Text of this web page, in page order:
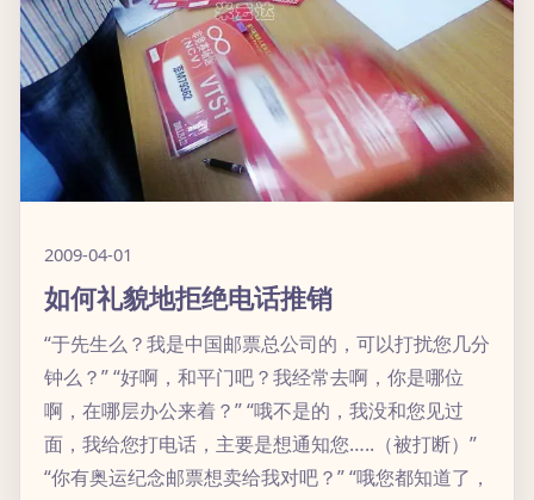
2009-04-01
如何礼貌地拒绝电话推销
“于先生么？我是中国邮票总公司的，可以打扰您几分
钟么？” “好啊，和平门吧？我经常去啊，你是哪位
啊，在哪层办公来着？” “哦不是的，我没和您见过
面，我给您打电话，主要是想通知您…..（被打断）”
“你有奥运纪念邮票想卖给我对吧？” “哦您都知道了，